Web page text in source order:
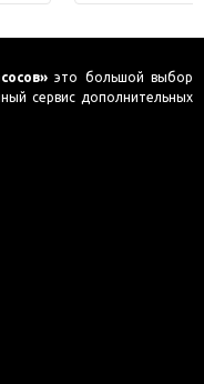
это большой выбор
сервис дополнительных